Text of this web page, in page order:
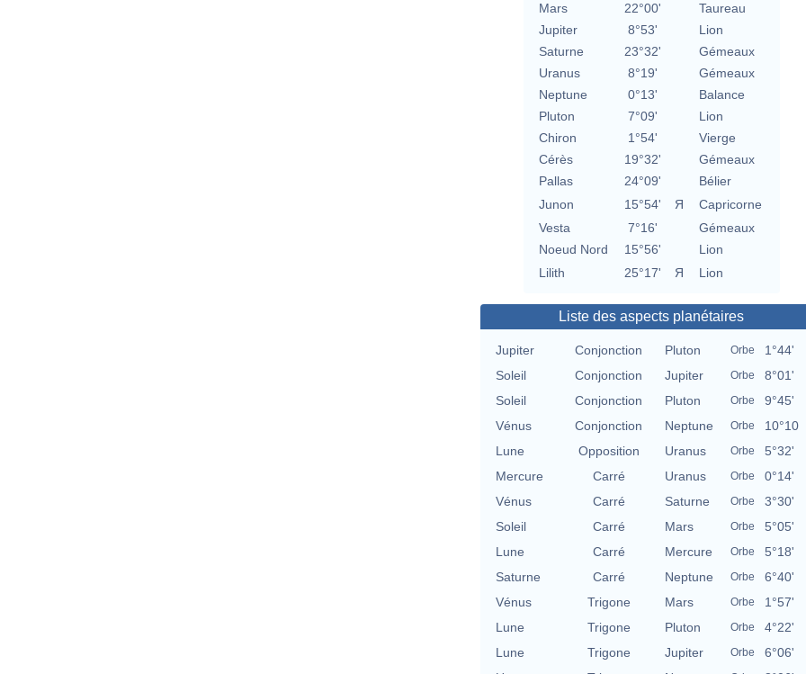
Mars
22°00'
Taureau
Jupiter
8°53'
Lion
Saturne
23°32'
Gémeaux
Uranus
8°19'
Gémeaux
Neptune
0°13'
Balance
Pluton
7°09'
Lion
Chiron
1°54'
Vierge
Cérès
19°32'
Gémeaux
Pallas
24°09'
Bélier
Junon
15°54' Я
Capricorne
Vesta
7°16'
Gémeaux
Noeud Nord
15°56'
Lion
Lilith
25°17' Я Lion
Liste des aspects planétaires
Jupiter Conjonction Pluton Orbe
1°44'
Soleil
Conjonction Jupiter Orbe
8°01'
Soleil
Conjonction Pluton Orbe
9°45'
Vénus
Conjonction Neptune Orbe
10°10
Lune
Opposition Uranus Orbe
5°32'
Mercure
Carré Uranus Orbe
0°14'
Vénus
Carré Saturne Orbe
3°30'
Soleil
Carré Mars Orbe
5°05'
Lune
Carré Mercure Orbe
5°18'
Saturne
Carré Neptune Orbe
6°40'
Vénus
Trigone Mars Orbe
1°57'
Lune
Trigone Pluton Orbe
4°22'
Lune
Trigone Jupiter Orbe
6°06'